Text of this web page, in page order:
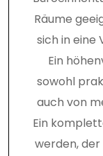
Räume
sich in eine
Ein
sowohl
auch von
Ein
werden,